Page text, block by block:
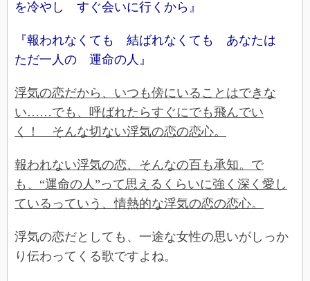
を冷やし すぐ会いに行くから』
『報われなくても 結ばれなくても あなたは
ただ一人の 運命の人』
浮気の恋だから、いつも傍にいることはできな
い……でも、呼ばれたらすぐにでも飛んでい
く！ そんな切ない浮気の恋の恋心。
報われない浮気の恋、そんなの百も承知。で
も、“運命の人”って思えるくらいに強く深く愛し
ているっていう、情熱的な浮気の恋の恋心。
浮気の恋だとしても、一途な女性の思いがしっか
り伝わってくる歌ですよね。